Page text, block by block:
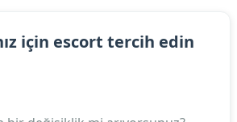
için escort tercih edin